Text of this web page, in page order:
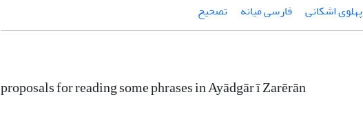
پهلوی اشکانی فارسی میانه تصحیح
proposals for reading some phrases in Ayādgār ī Zarērān